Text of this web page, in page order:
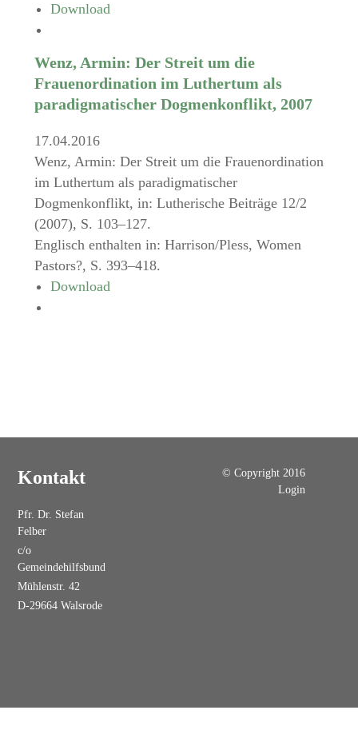
Download
Wenz, Armin: Der Streit um die
Frauenordination im Luthertum als
paradigmatischer Dogmenkonflikt, 2007
17.04.2016
Wenz, Armin: Der Streit um die Frauenordination
im Luthertum als paradigmatischer
Dogmenkonflikt, in: Lutherische Beiträge 12/2
(2007), S. 103–127.
Englisch enthalten in: Harrison/Pless, Women
Pastors?, S. 393–418.
Download
Kontakt
Pfr. Dr. Stefan
Felber
c/o
Gemeindehilfsbund
Mühlenstr. 42
D-29664 Walsrode
© Copyright 2016
Login